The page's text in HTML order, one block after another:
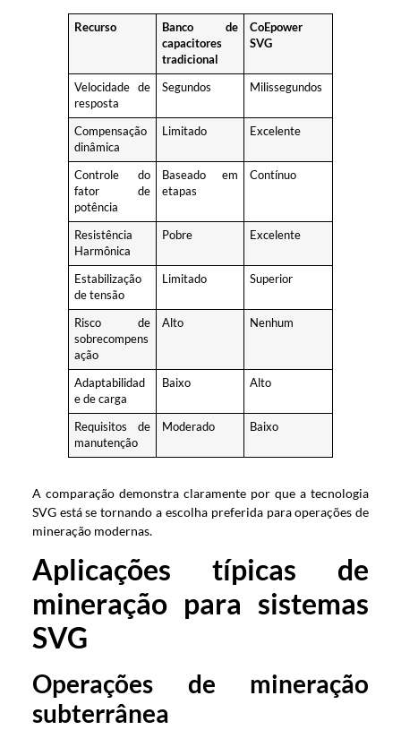
Recurso
Banco de
capacitores
tradicional
CoEpower
SVG
Velocidade de
resposta
Segundos Milissegundos
Compensação
dinâmica
Limitado Excelente
Controle do
fator de
potência
Baseado em
etapas
Contínuo
Resistência
Harmônica
Pobre Excelente
Estabilização
de tensão
Limitado Superior
Risco de
sobrecompens
ação
Alto Nenhum
Adaptabilidad
e de carga
Baixo Alto
Requisitos de
manutenção
Moderado Baixo
A comparação demonstra claramente por que a tecnologia
SVG está se tornando a escolha preferida para operações de
mineração modernas.
Aplicações típicas de
mineração para sistemas
SVG
Operações de mineração
subterrânea